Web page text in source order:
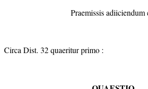
Praemissis adiiciendum
Circa Dist. 32 quaeritur primo :